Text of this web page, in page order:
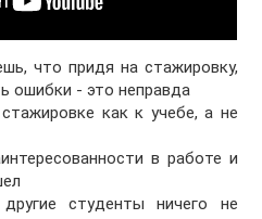
что придя на стажировку,
ошибки - это неправда
как к учебе, а не
в работе и
студенты ничего не